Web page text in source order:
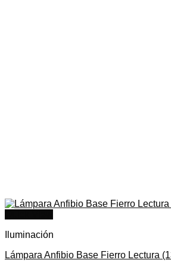
Iluminación
Lámpara Anfibio Base Fierro Lectura